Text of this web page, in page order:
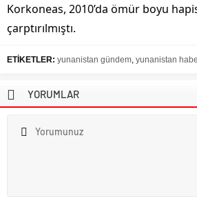
Korkoneas, 2010’da ömür boyu
çarptırılmıştı.
ETİKETLER: yunanistan gündem, yunanistan
YORUMLAR